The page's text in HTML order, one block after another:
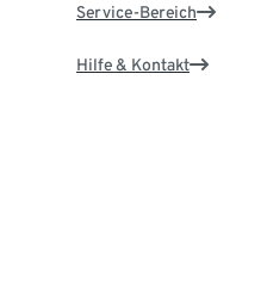
Service-Bereich
Hilfe & Kontakt